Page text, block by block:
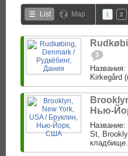
List Map 1 2
3
Kirkegård
Нью-
St,